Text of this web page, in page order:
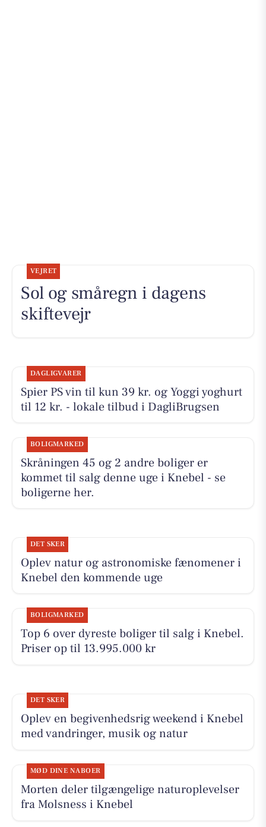
VEJRET
Sol og småregn i dagens
skiftevejr
DAGLIGVARER
Spier PS vin til kun 39 kr. og Yoggi yoghurt
til 12 kr. - lokale tilbud i DagliBrugsen
BOLIGMARKED
Skråningen 45 og 2 andre boliger er
kommet til salg denne uge i Knebel - se
boligerne her.
DET SKER
Oplev natur og astronomiske fænomener i
Knebel den kommende uge
BOLIGMARKED
Top 6 over dyreste boliger til salg i Knebel.
Priser op til 13.995.000 kr
DET SKER
Oplev en begivenhedsrig weekend i Knebel
med vandringer, musik og natur
MØD DINE NABOER
Morten deler tilgængelige naturoplevelser
fra Molsness i Knebel